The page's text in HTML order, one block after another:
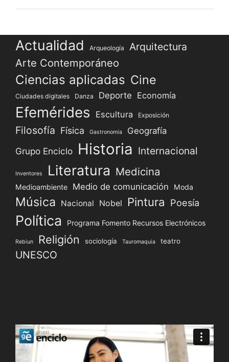
Actualidad Arqueología Arquitectura
Arte Contemporáneo
Ciencias aplicadas Cine
Ciudades digitales Danza Deporte Economía
Efemérides Escultura Exposición
Filosofía Física Gastronomía Geografía
Grupo Enciclo Historia Internacional
Inventores Literatura Medicina
Medioambiente Medio de comunicación Moda
Música Nacional Nobel Pintura Poesía
Política Programa Fomento Recursos Electrónicos
Rebiun Religión sociología Tauromaquia teatro
UNESCO